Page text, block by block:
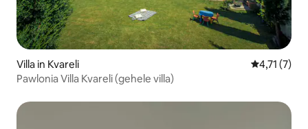
Villa in Kvareli
4,71 (7)
Pawlonia Villa Kvareli (gehele villa)